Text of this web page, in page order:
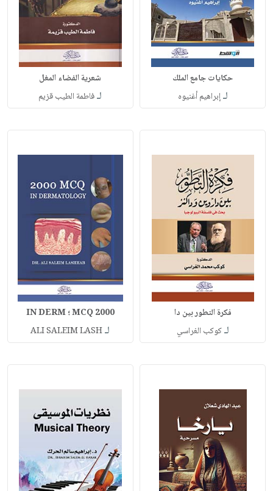
حكايات جامع الملك
لـإبراهيم أغنيوه
شعرية الفضاء المغل
لـفاطمة الطيب قزيم
فكرة التطور بين دا
لـكوكب الغراسي
2000 MCQ ؛ IN DERM
لـALI SALEIM LASH